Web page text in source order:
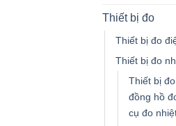
Thiết bị đo
Thiết bị đo
Thiết bị đo
Thiết bị
đồng hồ
cụ đo